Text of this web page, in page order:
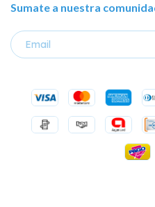
Sumate a nuestra